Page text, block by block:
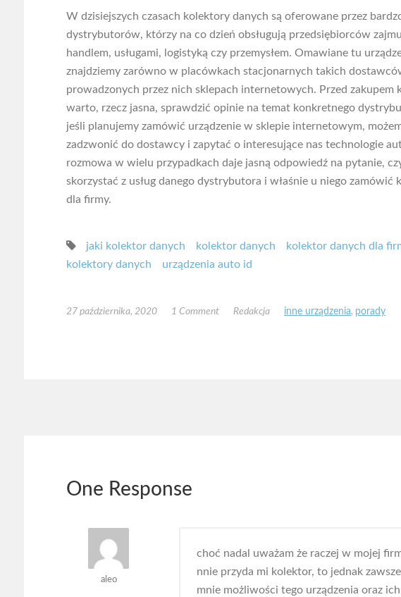
W dzisiejszych czasach kolektory danych są oferowane przez
dystrybutorów, którzy na co dzień obsługują przedsiębiorców
handlem, usługami, logistyką czy przemysłem. Omawiane tu
znajdziemy zarówno w placówkach stacjonarnych takich
prowadzonych przez nich sklepach internetowych. Przed zakupem
warto, rzecz jasna, sprawdzić opinie na temat konkretnego
jeśli planujemy zamówić urządzenie w sklepie internetowym,
zadzwonić do dostawcy i zapytać o interesujące nas technologie
rozmowa w wielu przypadkach daje jasną odpowiedź na pytanie,
skorzystać z usług danego dystrybutora i właśnie u niego zamówić
dla firmy.
jaki kolektor danych kolektor danych
kolektor danych dla
kolektory danych
urządzenia auto id
27 października, 2020 1 Comment Redakcja inne urządzenia, porady
One Response
aleo
choć nadal uważam że raczej w mojej
nnie przyda mi kolektor, to jednak
mnie możliwości tego urządzenia oraz